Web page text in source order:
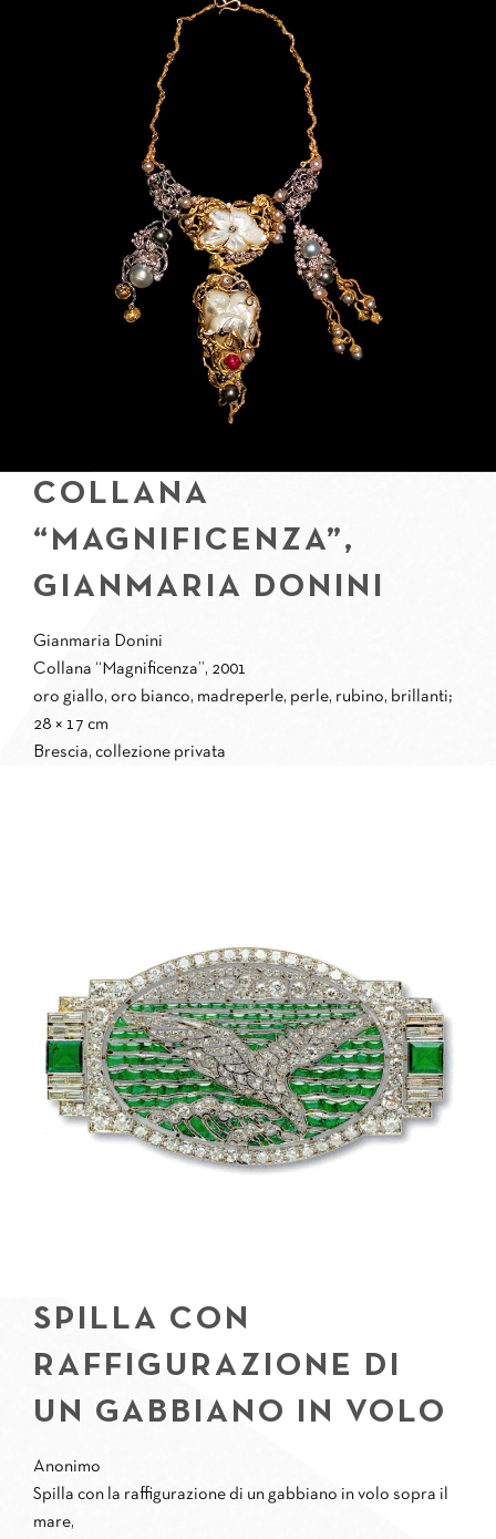
COLLANA
“MAGNIFICENZA”,
GIANMARIA DONINI
Gianmaria Donini
Collana “Magnificenza”, 2001
oro giallo, oro bianco, madreperle, perle, rubino, brillanti;
28 × 17 cm
Brescia, collezione privata
SPILLA CON
RAFFIGURAZIONE DI
UN GABBIANO IN VOLO
Anonimo
Spilla con la raffigurazione di un gabbiano in volo sopra il
mare,